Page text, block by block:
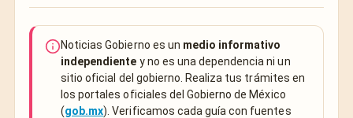
Noticias Gobierno es un medio informativo
independiente y no es una dependencia ni un
sitio oficial del gobierno. Realiza tus trámites en
los portales oficiales del Gobierno de México
(gob.mx). Verificamos cada guía con fuentes